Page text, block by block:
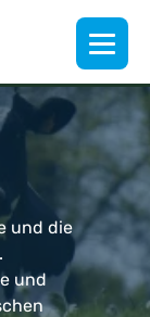
und die
und